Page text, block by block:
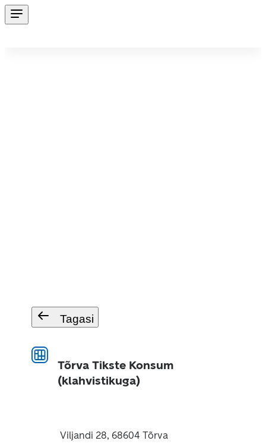
Tagasi
Tõrva Tikste Konsum
(klahvistikuga)
Viljandi 28, 68604 Tõrva